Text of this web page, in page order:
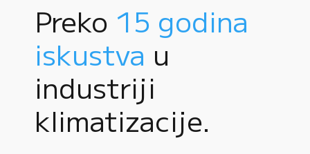
Preko 15 godina
iskustva u
industriji
klimatizacije.